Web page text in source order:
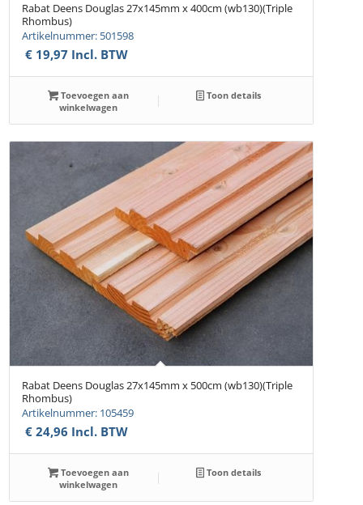
Rabat Deens Douglas 27x145mm x 400cm (wb130)(Triple
Rhombus)
Artikelnummer: 501598
€ 19,97 Incl. BTW
Toevoegen aan
winkelwagen
Toon details
Rabat Deens Douglas 27x145mm x 500cm (wb130)(Triple
Rhombus)
Artikelnummer: 105459
€ 24,96 Incl. BTW
Toevoegen aan
winkelwagen
Toon details